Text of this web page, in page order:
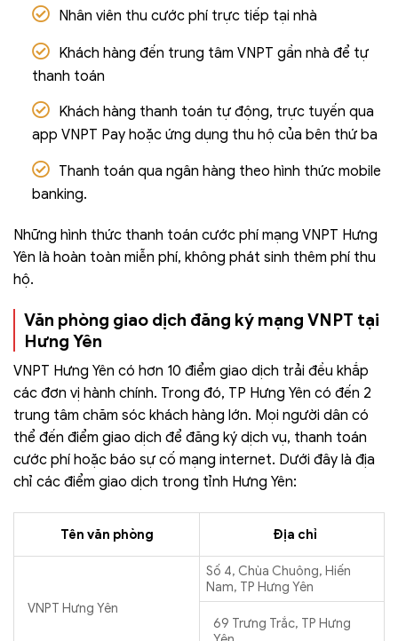
Nhân viên thu cước phí trực tiếp tại nhà
Khách hàng đến trung tâm VNPT gần nhà để tự
thanh toán
Khách hàng thanh toán tự động, trực tuyến qua
app VNPT Pay hoặc ứng dụng thu hộ của bên thứ ba
Thanh toán qua ngân hàng theo hình thức mobile
banking.
Những hình thức thanh toán cước phí mạng VNPT Hưng
Yên là hoàn toàn miễn phí, không phát sinh thêm phí thu
hộ.
Văn phòng giao dịch đăng ký mạng VNPT tại
Hưng Yên
VNPT Hưng Yên có hơn 10 điểm giao dịch trải đều khắp
các đơn vị hành chính. Trong đó, TP Hưng Yên có đến 2
trung tâm chăm sóc khách hàng lớn. Mọi người dân có
thể đến điểm giao dịch để đăng ký dịch vụ, thanh toán
cước phí hoặc báo sự cố mạng internet. Dưới đây là địa
chỉ các điểm giao dịch trong tỉnh Hưng Yên:
Tên văn phòng Địa chỉ
VNPT Hưng Yên
Số 4, Chùa Chuông, Hiến
Nam, TP Hưng Yên
69 Trưng Trắc, TP Hưng